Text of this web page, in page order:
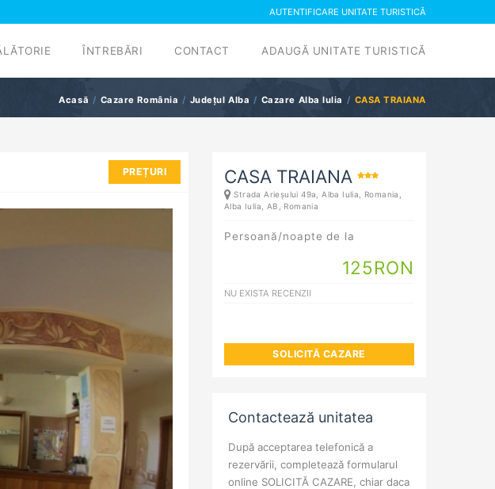
AUTENTIFICARE UNITATE TURISTICĂ
ÎNTREBĂRI CONTACT ADAUGĂ UNITATE TURISTICĂ
Acasă Cazare România Județul Alba Cazare Alba Iulia CASA TRAIANA
PREȚURI CASA TRAIANA
Strada Arieșului 49a, Alba Iulia, Romania,
Alba Iulia , AB, Romania
Persoană/noapte de la
125RON
NU EXISTA RECENZII
SOLICITĂ CAZARE
Contactează unitatea
După acceptarea telefonică a
rezervării, completează formularul
online SOLICITĂ CAZARE, chiar daca